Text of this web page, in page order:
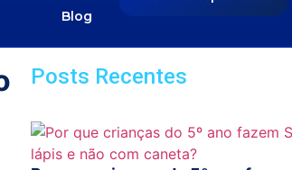
Blog
Posts Recentes